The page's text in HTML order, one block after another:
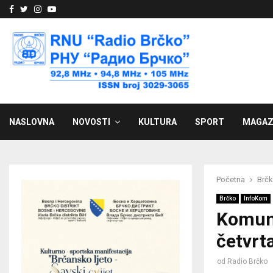
Facebook
Twitter
Instagram
Youtube
NASLOVNA NOVOSTI KULTURA SPORT
Početna
Brčko InfoKom
od Radio Brčko